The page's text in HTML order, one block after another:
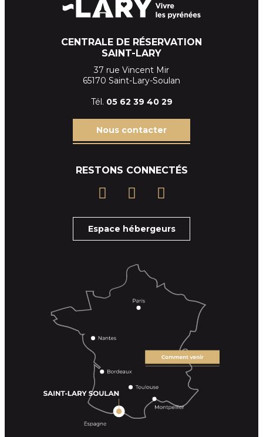
CENTRALE DE RÉSERVATION
SAINT-LARY
37 rue Vincent Mir
65170 Saint-Lary-Soulan
Tél. 05 62 39 40 29
Nous contacter
RESTONS CONNECTÉS
Espace hébergeurs